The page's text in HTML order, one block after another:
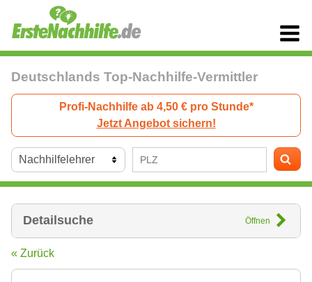
Deutschlands Top-Nachhilfe-Vermittler
Profi-Nachhilfe ab 4,50 € pro Stunde*
Jetzt Angebot sichern!
Detailsuche Öffnen
« Zurück